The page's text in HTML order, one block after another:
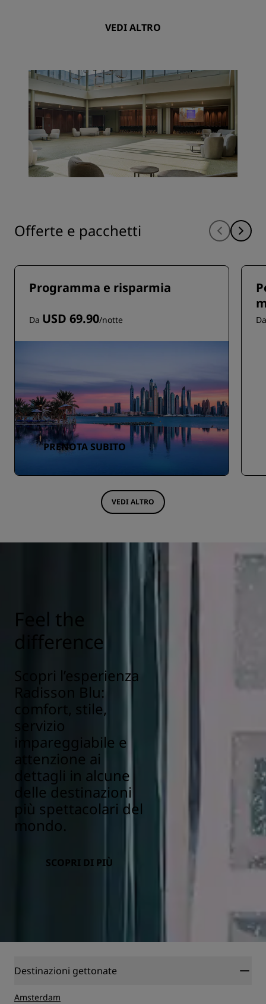
VEDI ALTRO
Offerte e pacchetti
Programma e risparmia
Da USD 69.90/notte
PRENOTA SUBITO
VEDI ALTRO
Feel the
difference
Scopri l’esperienza
Radisson Blu:
comfort, stile,
servizio
impareggiabile e
attenzione ai
dettagli in alcune
delle destinazioni
più spettacolari del
mondo.
SCOPRI DI PIÙ
Destinazioni gettonate
Amsterdam